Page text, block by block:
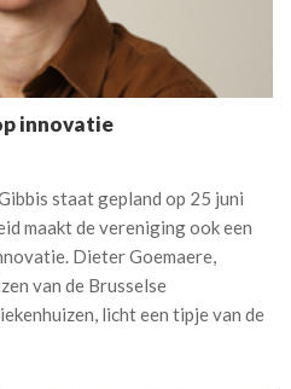
innovatie
staat gepland op 25 juni
maakt de vereniging ook een
Dieter Goemaere,
van de Brusselse
licht een tipje van de